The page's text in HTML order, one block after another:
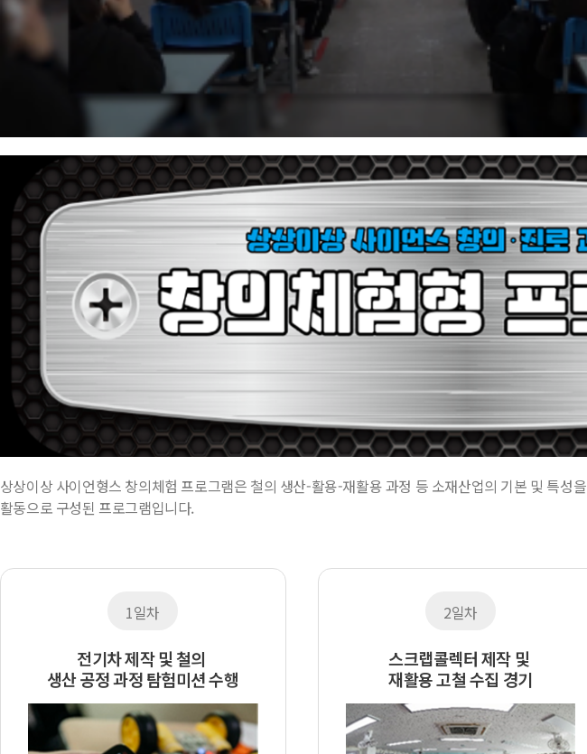
상상이상 사이언형스 창의체험 프로그램은 철의 생산-활용-재활용 과정 등 소재산업의 기본 및 특성
활동으로 구성된 프로그램입니다.
1일차
전기차 제작 및 철의
생산 공정 과정 탐험미션 수행
2일차
스크랩콜렉터 제작 및
재활용 고철 수집 경기